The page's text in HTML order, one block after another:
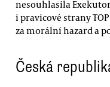
nesouhlasila
i pravicové strany
za morální hazard a
Česká